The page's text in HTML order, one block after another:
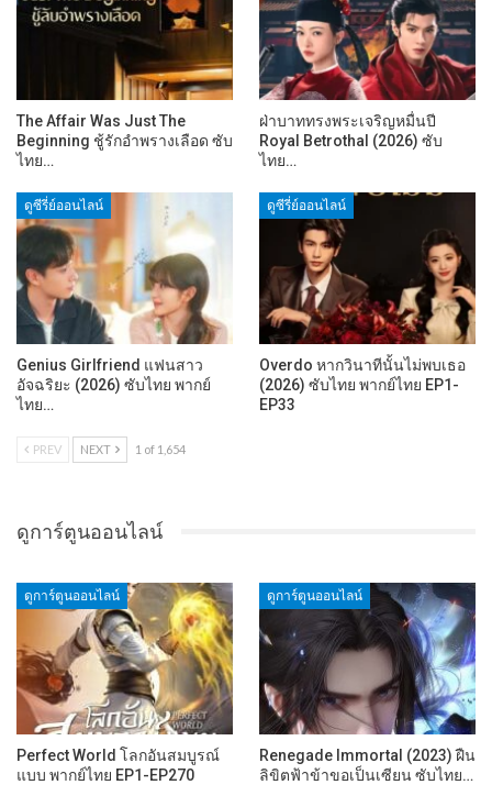
The Affair Was Just The
Beginning ชู้รักอำพรางเลือด ซับ
ไทย…
ฝ่าบาททรงพระเจริญหมื่นปี
Royal Betrothal (2026) ซับ
ไทย…
ดูซีรี่ย์ออนไลน์
Genius Girlfriend แฟนสาว
อัจฉริยะ (2026) ซับไทย พากย์
ไทย…
ดูซีรี่ย์ออนไลน์
Overdo หากวินาทีนั้นไม่พบเธอ
(2026) ซับไทย พากย์ไทย EP1-
EP33
PREV NEXT 1 of 1,654
ดูการ์ตูนออนไลน์
ดูการ์ตูนออนไลน์
Perfect World โลกอันสมบูรณ์
แบบ พากย์ไทย EP1-EP270
ดูการ์ตูนออนไลน์
Renegade Immortal (2023) ฝืน
ลิขิตฟ้าข้าขอเป็นเซียน ซับไทย…